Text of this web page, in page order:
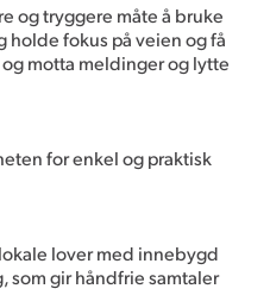
og tryggere måte å bruke
holde fokus på veien og få
motta meldinger og lytte
for enkel og praktisk
lover med innebygd
gir håndfrie samtaler